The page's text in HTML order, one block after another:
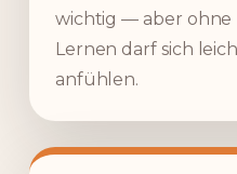
wichtig — aber ohne
Lernen darf sich
anfühlen.